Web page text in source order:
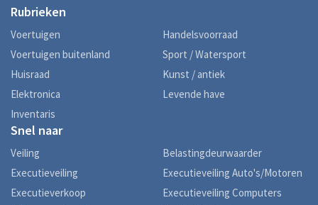
Rubrieken
Voertuigen
Voertuigen buitenland
Huisraad
Elektronica
Inventaris
Handelsvoorraad
Sport / Watersport
Kunst / antiek
Levende have
Snel naar
Veiling
Executieveiling
Executieverkoop
Belastingdeurwaarder
Executieveiling Auto's/Motoren
Executieveiling Computers